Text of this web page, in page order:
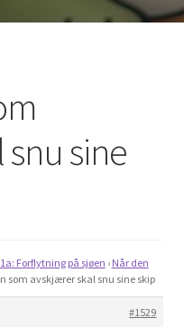
sine
Forflytning på sjøen › Når den
som avskjærer skal snu sine skip
#1529